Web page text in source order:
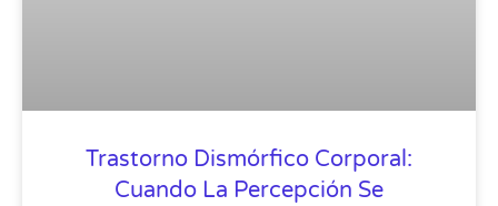
Trastorno Dismórfico Corporal:
Cuando La Percepción Se